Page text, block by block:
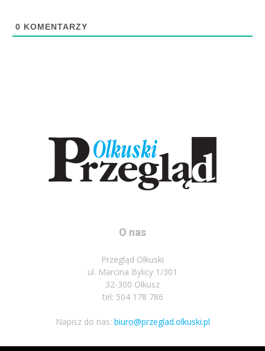
0 KOMENTARZY
O nas
Przegląd Olkuski
ul. Marcina Bylicy 1/301
32-300 Olkusz
tel: 504 178 786
Napisz do nas: biuro@przeglad.olkuski.pl